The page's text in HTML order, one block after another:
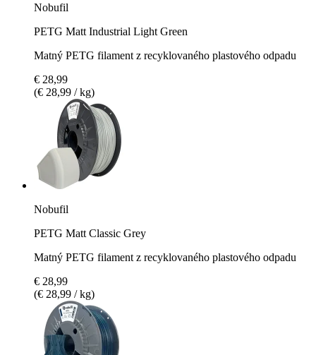
Nobufil
PETG Matt Industrial Light Green
Matný PETG filament z recyklovaného plastového odpadu
€ 28,99
(€ 28,99 / kg)
Nobufil
PETG Matt Classic Grey
Matný PETG filament z recyklovaného plastového odpadu
€ 28,99
(€ 28,99 / kg)